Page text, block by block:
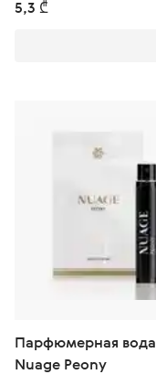
5,3 ₾
Парфюмерная вода
Nuage Peony